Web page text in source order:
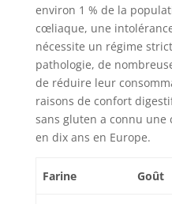
environ 1 % de la
cœliaque, une
nécessite un régime
pathologie, de
de réduire leur
raisons de confort
sans gluten a connu une
en dix ans en Europe.
Farine Goût